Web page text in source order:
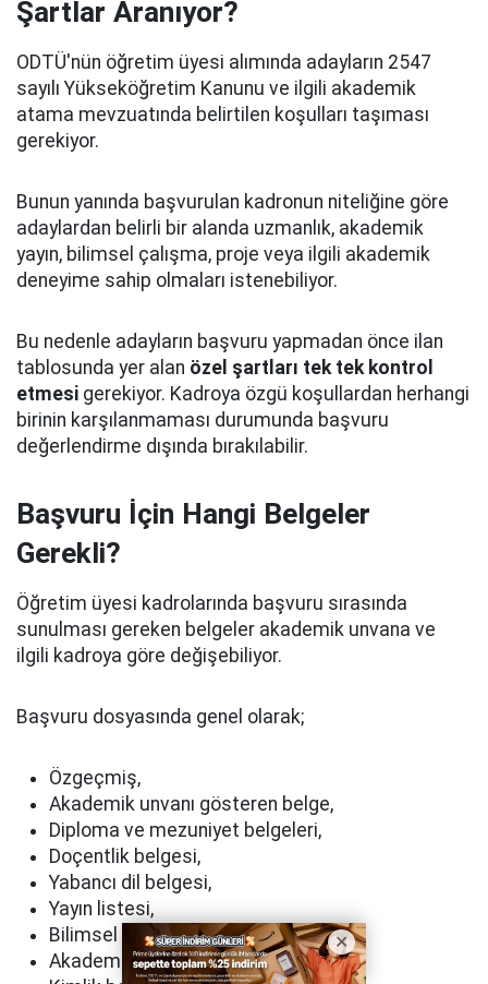
Şartlar Aranıyor?
ODTÜ'nün öğretim üyesi alımında adayların 2547
sayılı Yükseköğretim Kanunu ve ilgili akademik
atama mevzuatında belirtilen koşulları taşıması
gerekiyor.
Bunun yanında başvurulan kadronun niteliğine göre
adaylardan belirli bir alanda uzmanlık, akademik
yayın, bilimsel çalışma, proje veya ilgili akademik
deneyime sahip olmaları istenebiliyor.
Bu nedenle adayların başvuru yapmadan önce ilan
tablosunda yer alan özel şartları tek tek kontrol
etmesi gerekiyor. Kadroya özgü koşullardan herhangi
birinin karşılanmaması durumunda başvuru
değerlendirme dışında bırakılabilir.
Başvuru İçin Hangi Belgeler
Gerekli?
Öğretim üyesi kadrolarında başvuru sırasında
sunulması gereken belgeler akademik unvana ve
ilgili kadroya göre değişebiliyor.
Başvuru dosyasında genel olarak;
Özgeçmiş,
Akademik unvanı gösteren belge,
Diploma ve mezuniyet belgeleri,
Doçentlik belgesi,
Yabancı dil belgesi,
Yayın listesi,
Bilimsel çalışmalar,
Akademik yükseltme puan tablosu,